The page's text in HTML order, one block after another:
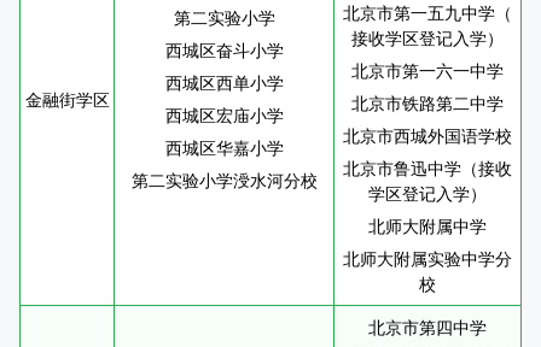
金融街学区
第二实验小学
西城区奋斗小学
西城区西单小学
西城区宏庙小学
西城区华嘉小学
第二实验小学涭水河分校
北京市第一五九中学（
接收学区登记入学）
北京市第一六一中学
北京市铁路第二中学
北京市西城外国语学校
北京市鲁迅中学（接收
学区登记入学）
北师大附属中学
北师大附属实验中学分
校
北京市第四中学